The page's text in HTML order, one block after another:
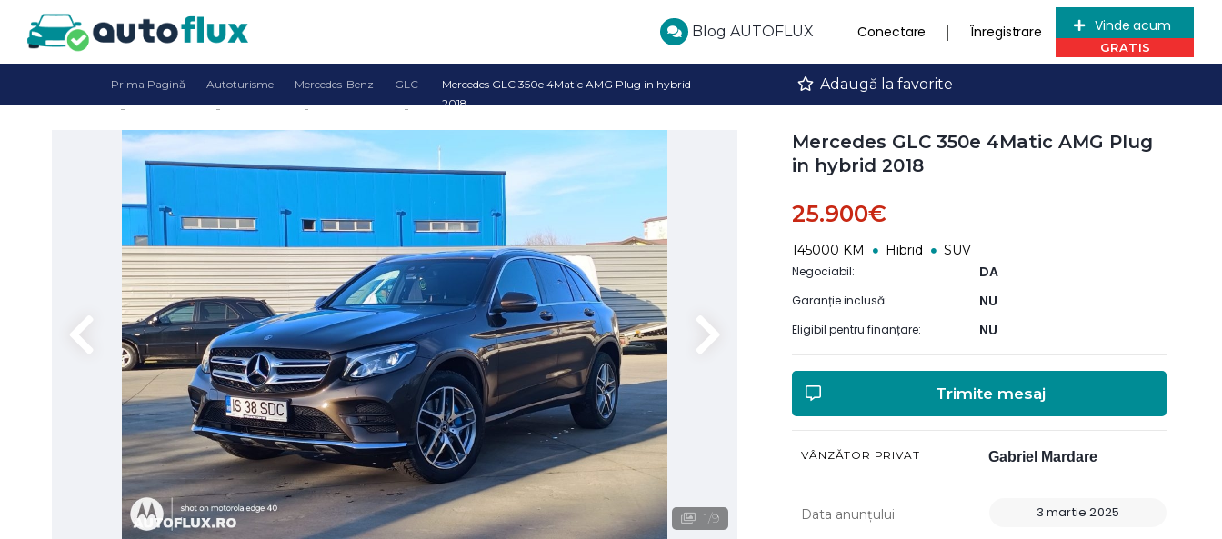
Blog AUTOFLUX Conectare Înregistrare Vinde acum
Prima Pagină Autoturisme Mercedes-Benz GLC
Mercedes GLC 350e 4Matic AMG Plug in hybrid
2018
Adaugă la favorite
1/9
Mercedes GLC 350e 4Matic AMG Plug
in hybrid 2018
25.900€
145000 KM Hibrid SUV
Negociabil: DA
Garanție inclusă: NU
Eligibil pentru finanțare: NU
Trimite mesaj
VÂNZĂTOR PRIVAT Gabriel Mardare
Data anunțului 3 martie 2025